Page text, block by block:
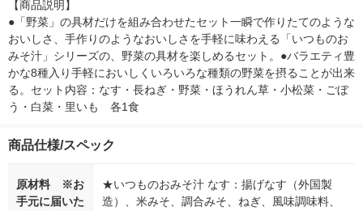
【商品説明】
●「野菜」の具材だけを組み合わせたセット一瞬で作りたてのような
おいしさ、手作りのようなおいしさを手軽に味わえる「いつものお
みそ汁」シリーズの、野菜の具材を楽しめるセット。●バラエティ豊
かな8種入り手軽においしくいろいろな種類の野菜を摂ることが出来
る。セット内容：なす・長ねぎ・野菜・ほうれん草・小松菜・ごぼ
う・白菜・里いも　各1食
商品仕様/スペック
原材料 ※お
手元に届いた
★いつものおみそ汁 なす：揚げなす（外国製
造）、米みそ、調合みそ、ねぎ、風味調味料、